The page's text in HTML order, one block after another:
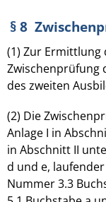
§ 8
(1) Zur Ermittlung
Zwischenprüfung
des zweiten
(2) Die
Anlage I in
in Abschnitt II
d und e,
Nummer 3.3